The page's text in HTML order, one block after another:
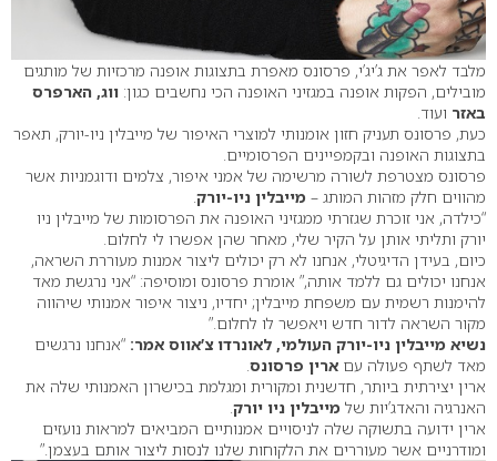
מלבד לאפר את ג’יג’י, פרסונס מאפרת בתצוגות אופנה מרכזיות של מותגים
מובילים, הפקות אופנה במגזיני האופנה הכי נחשבים כגון: ווג, הארפרס
באזר ועוד.
כעת, פרסונס תעניק חזון אומנותי למוצרי האיפור של מייבלין ניו-יורק, תאפר
בתצוגות האופנה ובקמפיינים הפרסומיים.
פרסונס מצטרפת לשורה מרשימה של אמני איפור, צלמים ודוגמניות אשר
מהווים חלק מזהות המותג – מייבלין ניו-יורק.
“כילדה, אני זוכרת שגזרתי ממגזיני האופנה את הפרסומות של מייבלין ניו
יורק ותליתי אותן על הקיר שלי, מאחר שהן אפשרו לי לחלום.
כיום, בעידן הדיגיטלי, אנחנו לא רק יכולים ליצור אמנות מעוררת השראה,
אנחנו יכולים גם ללמד אותה,” אומרת פרסונס ומוסיפה: “אני נרגשת מאד
להימנות רשמית עם משפחת מייבלין; יחדיו, ניצור איפור אמנותי שיהווה
מקור השראה לדור חדש ויאפשר לו לחלום.”
נשיא מייבלין ניו-יורק העולמי, לאונרדו צ’אווס אמר: “אנחנו נרגשים
מאד לשתף פעולה עם ארין פרסונס.
ארין יצירתית ביותר, חדשנית ומקורית ומגלמת בכישרון האמנותי שלה את
האנרגיה והאדג’יות של מייבלין ניו יורק.
ארין ידועה בתשוקה שלה לניסויים אמנותיים המביאים למראות נועזים
ומודרניים אשר מעוררים את הלקוחות שלנו לנסות ליצור אותם בעצמן.”